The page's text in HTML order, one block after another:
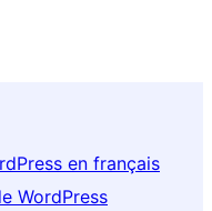
en français
WordPress